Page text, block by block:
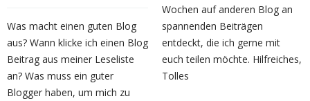
Was macht einen guten Blog
aus? Wann klicke ich einen Blog
Beitrag aus meiner Leseliste
an? Was muss ein guter
Blogger haben, um mich zu
Wochen auf anderen Blog an
spannenden Beiträgen
entdeckt, die ich gerne mit
euch teilen möchte. Hilfreiches,
Tolles